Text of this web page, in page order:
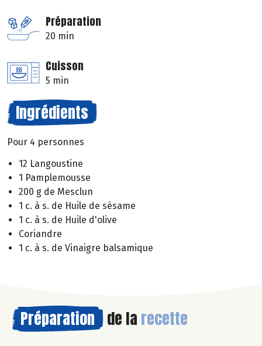
Préparation
20 min
Cuisson
5 min
Ingrédients
Pour 4 personnes
12 Langoustine
1 Pamplemousse
200 g de Mesclun
1 c. à s. de Huile de sésame
1 c. à s. de Huile d'olive
Coriandre
1 c. à s. de Vinaigre balsamique
Préparation de la recette